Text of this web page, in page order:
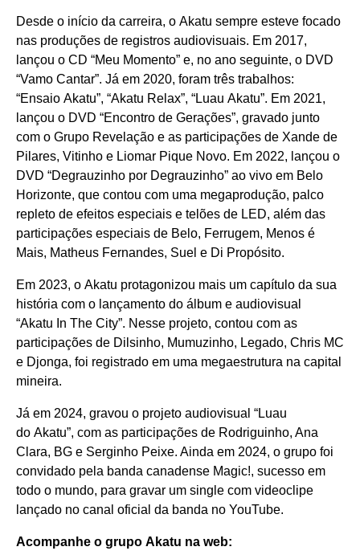
Desde o início da carreira, o Akatu sempre esteve focado
nas produções de registros audiovisuais. Em 2017,
lançou o CD “Meu Momento” e, no ano seguinte, o DVD
“Vamo Cantar”. Já em 2020, foram três trabalhos:
“Ensaio Akatu”, “Akatu Relax”, “Luau Akatu”. Em 2021,
lançou o DVD “Encontro de Gerações”, gravado junto
com o Grupo Revelação e as participações de Xande de
Pilares, Vitinho e Liomar Pique Novo. Em 2022, lançou o
DVD “Degrauzinho por Degrauzinho” ao vivo em Belo
Horizonte, que contou com uma megaprodução, palco
repleto de efeitos especiais e telões de LED, além das
participações especiais de Belo, Ferrugem, Menos é
Mais, Matheus Fernandes, Suel e Di Propósito.
Em 2023, o Akatu protagonizou mais um capítulo da sua
história com o lançamento do álbum e audiovisual
“Akatu In The City”. Nesse projeto, contou com as
participações de Dilsinho, Mumuzinho, Legado, Chris MC
e Djonga, foi registrado em uma megaestrutura na capital
mineira.
Já em 2024, gravou o projeto audiovisual “Luau
do Akatu”, com as participações de Rodriguinho, Ana
Clara, BG e Serginho Peixe. Ainda em 2024, o grupo foi
convidado pela banda canadense Magic!, sucesso em
todo o mundo, para gravar um single com videoclipe
lançado no canal oficial da banda no YouTube.
Acompanhe o grupo Akatu na web: